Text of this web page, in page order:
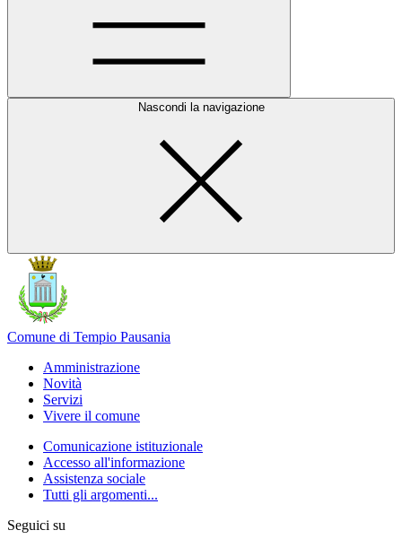
Nascondi la navigazione
Comune di Tempio Pausania
Amministrazione
Novità
Servizi
Vivere il comune
Comunicazione istituzionale
Accesso all'informazione
Assistenza sociale
Tutti gli argomenti...
Seguici su